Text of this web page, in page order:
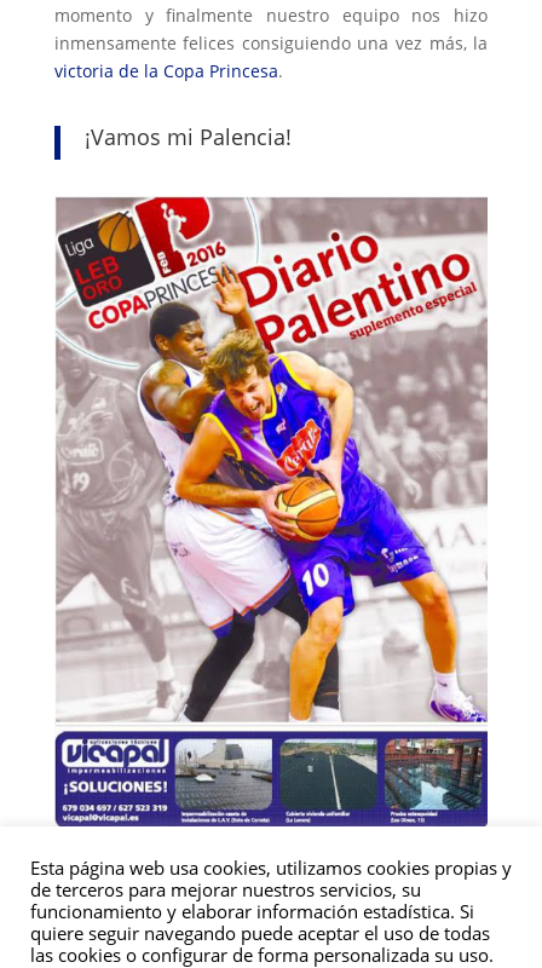
momento y finalmente nuestro equipo nos hizo
inmensamente felices consiguiendo una vez más, la
victoria de la Copa Princesa.
¡Vamos mi Palencia!
Esta página web usa cookies, utilizamos cookies propias y
de terceros para mejorar nuestros servicios, su
funcionamiento y elaborar información estadística. Si
quiere seguir navegando puede aceptar el uso de todas
las cookies o configurar de forma personalizada su uso.